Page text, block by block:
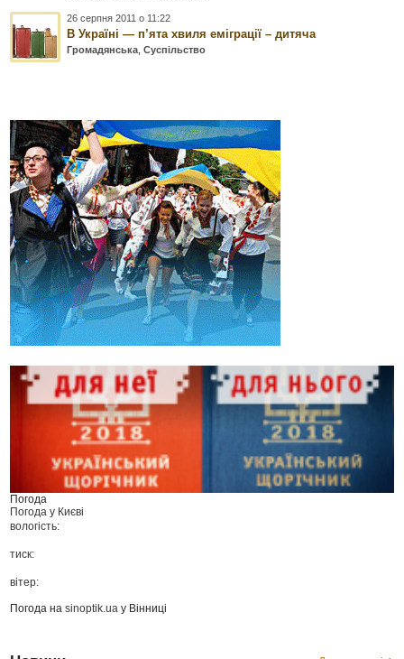
26 серпня 2011 о 11:22
В Україні — п’ята хвиля еміграції – дитяча
Громадянська ,Суспільство
Погода
Погода у Києві
вологість:
тиск:
вітер:
Погода наsinoptik.ua у Вінниці